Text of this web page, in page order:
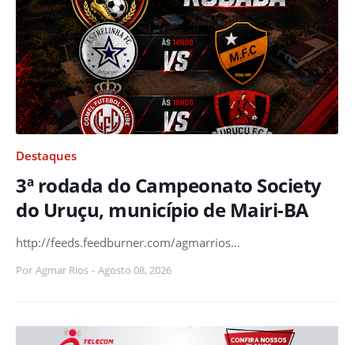
Destaques
3ª rodada do Campeonato Society
do Uruçu, município de Mairi-BA
http://feeds.feedburner.com/agmarrios…
Por Agmar Rios - Agosto 08, 2026